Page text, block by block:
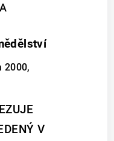
2000,
V